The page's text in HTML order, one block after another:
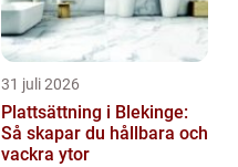
31 juli 2026
Plattsättning i Blekinge:
Så skapar du hållbara och
vackra ytor